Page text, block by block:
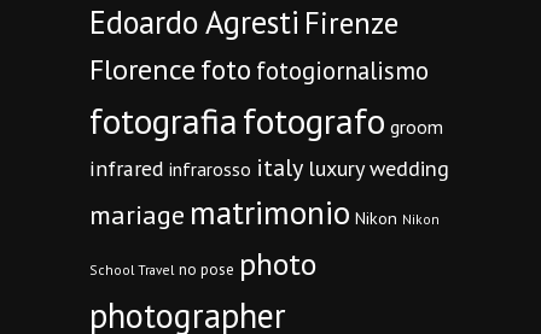
Edoardo Agresti Firenze
Florencefoto fotogiornalismo
fotografiafotografo groom
infrared infrarosso italy luxury wedding
mariage matrimonio Nikon Nikon
School Travel no pose photo
photographer